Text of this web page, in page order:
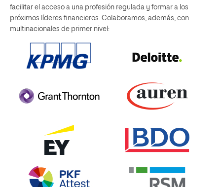
facilitar el acceso a una profesión regulada y formar a los
próximos líderes financieros. Colaboramos, además, con
multinacionales de primer nivel: